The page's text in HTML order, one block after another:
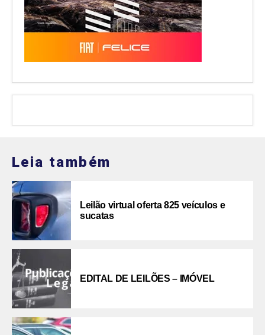
Leia também
Leilão virtual oferta 825 veículos e
sucatas
EDITAL DE LEILÕES – IMÓVEL